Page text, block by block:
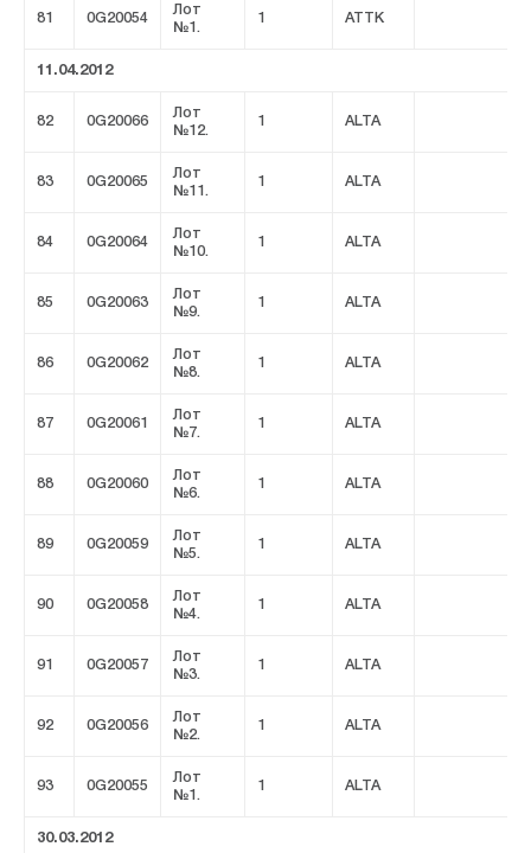
81 0G20054
Лот
№1.
1 ATTK
11.04.2012
82 0G20066
Лот
№12.
1 ALTA
83 0G20065
Лот
№11.
1 ALTA
84 0G20064
Лот
№10.
1 ALTA
85 0G20063
Лот
№9.
1 ALTA
86 0G20062
Лот
№8.
1 ALTA
87 0G20061
Лот
№7.
1 ALTA
88 0G20060
Лот
№6.
1 ALTA
89 0G20059
Лот
№5.
1 ALTA
90 0G20058
Лот
№4.
1 ALTA
91 0G20057
Лот
№3.
1 ALTA
92 0G20056
Лот
№2.
1 ALTA
93 0G20055
Лот
№1.
1 ALTA
30.03.2012